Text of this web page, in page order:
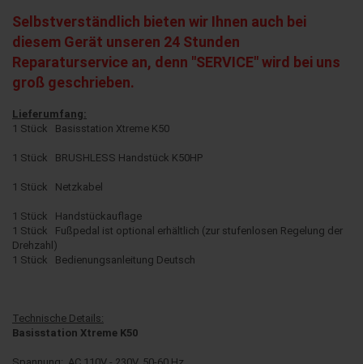
Selbstverständlich bieten wir Ihnen auch bei
diesem Gerät unseren 24 Stunden
Reparaturservice an, denn "SERVICE" wird bei uns
groß geschrieben.
Lieferumfang:
1 Stück Basisstation Xtreme K50
1 Stück BRUSHLESS Handstück K50HP
1 Stück Netzkabel
1 Stück Handstückauflage
1 Stück Fußpedal ist optional erhältlich (zur stufenlosen Regelung der
Drehzahl)
1 Stück Bedienungsanleitung Deutsch
Technische Details:
Basisstation Xtreme K50